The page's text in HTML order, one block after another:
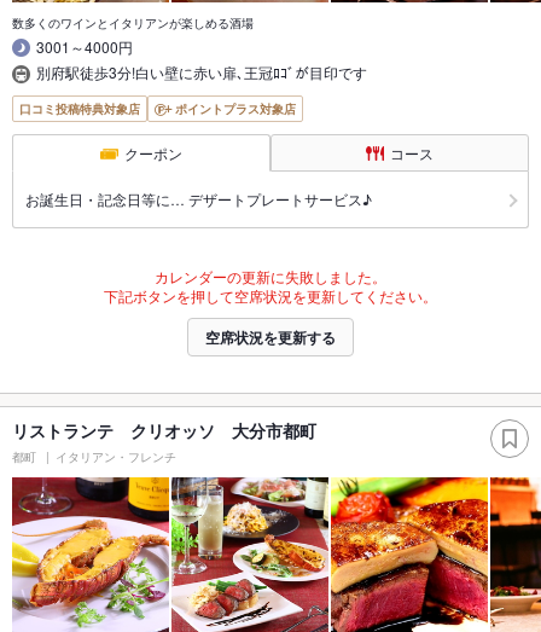
数多くのワインとイタリアンが楽しめる酒場
3001～4000円
別府駅徒歩3分!白い壁に赤い扉､王冠ﾛｺﾞが目印です
口コミ投稿特典対象店 ポイントプラス対象店
クーポン コース
お誕生日・記念日等に… デザートプレートサービス♪
カレンダーの更新に失敗しました。
下記ボタンを押して空席状況を更新してください。
空席状況を更新する
リストランテ クリオッソ 大分市都町
都町 イタリアン・フレンチ